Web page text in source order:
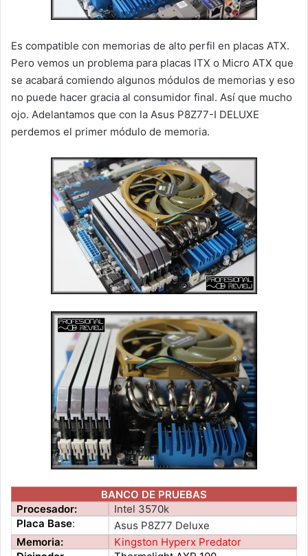
Es compatible con memorias de alto perfil en placas ATX.
Pero vemos un problema para placas ITX o Micro ATX que
se acabará comiendo algunos módulos de memorias y eso
no puede hacer gracia al consumidor final. Así que mucho
ojo. Adelantamos que con la Asus P8Z77-I DELUXE
perdemos el primer módulo de memoria.
BANCO DE PRUEBAS
Procesador:
Intel 3570k
Placa Base:
Asus P8Z77 Deluxe
Memoria:
Kingston Hyperx Predator